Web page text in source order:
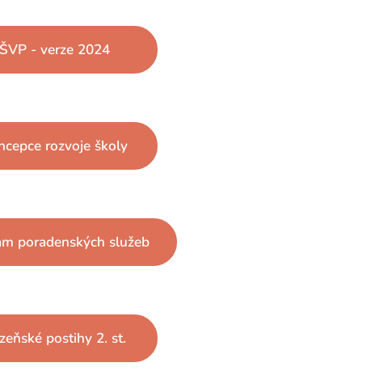
ŠVP - verze 2024
rozvoje školy
poradenských služeb
postihy 2. st.